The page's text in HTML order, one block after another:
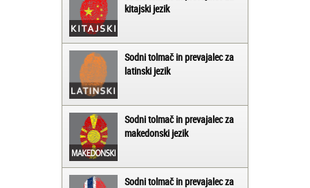
kitajski jezik
Sodni tolmač in prevajalec za
latinski jezik
Sodni tolmač in prevajalec za
makedonski jezik
Sodni tolmač in prevajalec za